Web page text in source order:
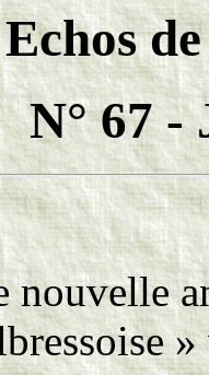
Echos
N° 67 -
nouvelle